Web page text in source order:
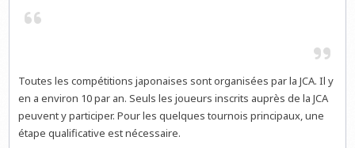
Toutes les compétitions japonaises sont organisées par la JCA. Il y
en a environ 10 par an. Seuls les joueurs inscrits auprès de la JCA
peuvent y participer. Pour les quelques tournois principaux, une
étape qualificative est nécessaire.